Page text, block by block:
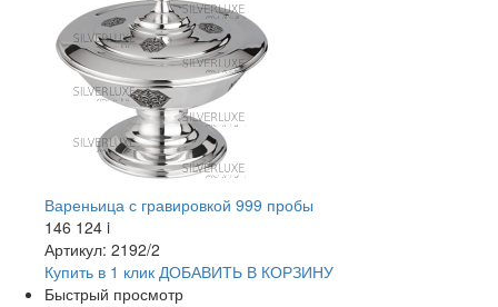
Вареньица с гравировкой 999 пробы
146 124 i
Артикул: 2192/2
Купить в 1 клик ДОБАВИТЬ В КОРЗИНУ
Быстрый просмотр